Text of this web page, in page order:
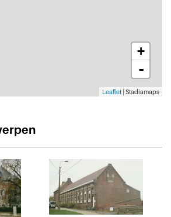
+
-
Leaflet | Stadiamaps